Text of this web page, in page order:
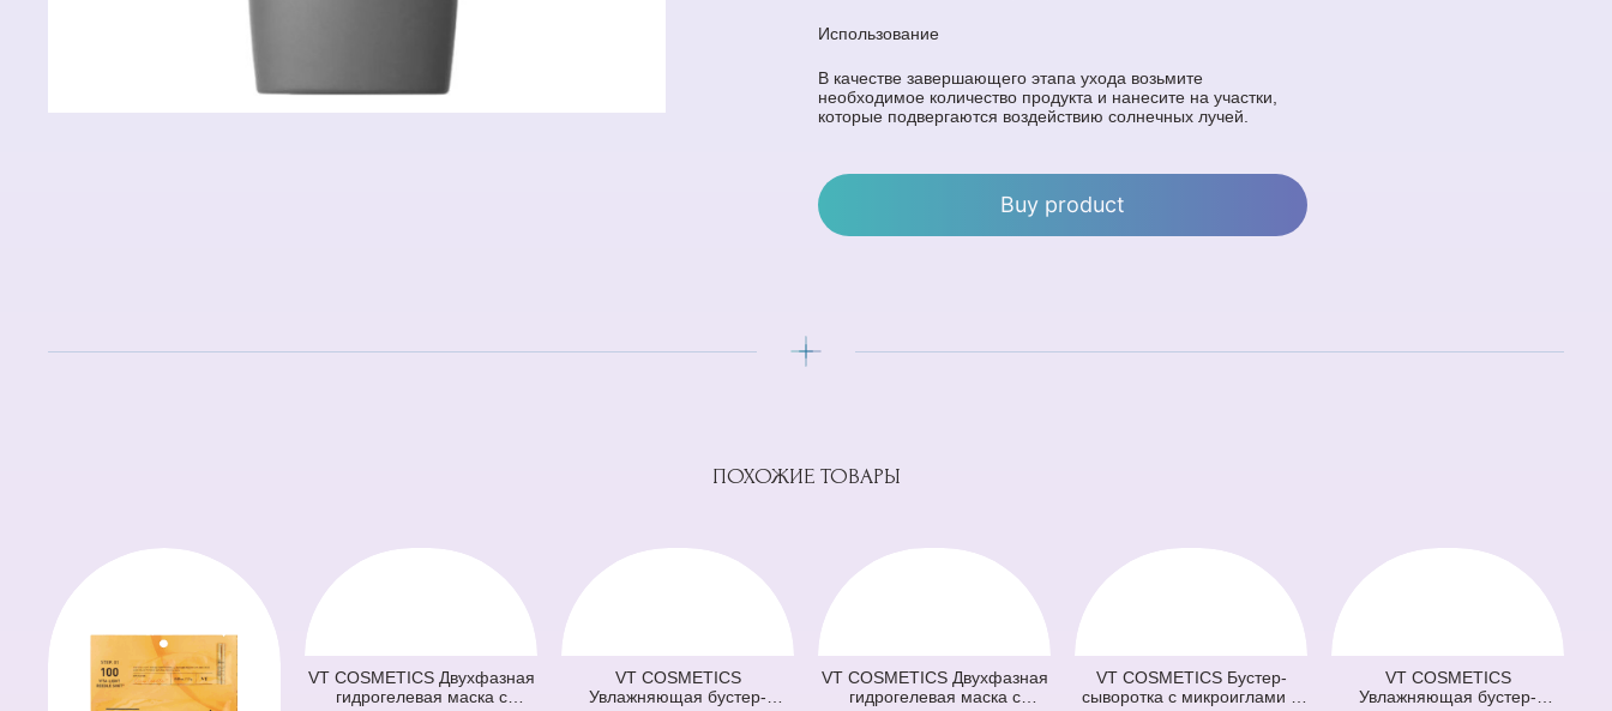
Использование
В качестве завершающего этапа ухода возьмите
необходимое количество продукта и нанесите на участки,
которые подвергаются воздействию солнечных лучей.
Buy product
ПОХОЖИЕ ТОВАРЫ
VT COSMETICS Двухфазная
гидрогелевая маска с
VT COSMETICS
Увлажняющая бустер-
VT COSMETICS Двухфазная
гидрогелевая маска с
VT COSMETICS Бустер-
сыворотка с микроиглами и
VT COSMETICS
Увлажняющая бустер-